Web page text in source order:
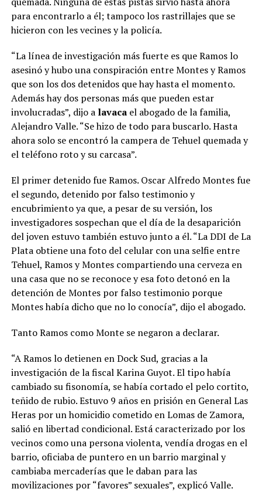
para encontrarlo a él; tampoco los rastrillajes que se
hicieron con les vecines y la policía.
“La línea de investigación más fuerte es que Ramos lo
asesinó y hubo una conspiración entre Montes y Ramos
que son los dos detenidos que hay hasta el momento.
Además hay dos personas más que pueden estar
involucradas”, dijo a lavacael abogado de la familia,
Alejandro Valle. “Se hizo de todo para buscarlo. Hasta
ahora solo se encontró la campera de Tehuel quemada y
el teléfono roto y su carcasa”.
El primer detenido fue Ramos. Oscar Alfredo Montes fue
el segundo, detenido por falso testimonio y
encubrimiento ya que, a pesar de su versión, los
investigadores sospechan que el día de la desaparición
del joven estuvo también estuvo junto a él. “La DDI de La
Plata obtiene una foto del celular con una selfie entre
Tehuel, Ramos y Montes compartiendo una cerveza en
una casa que no se reconoce y esa foto detonó en la
detención de Montes por falso testimonio porque
Montes había dicho que no lo conocía”, dijo el abogado.
Tanto Ramos como Monte se negaron a declarar.
“A Ramos lo detienen en Dock Sud, gracias a la
investigación de la fiscal Karina Guyot. El tipo había
cambiado su fisonomía, se había cortado el pelo cortito,
teñido de rubio. Estuvo 9 años en prisión en General Las
Heras por un homicidio cometido en Lomas de Zamora,
salió en libertad condicional. Está caracterizado por los
vecinos como una persona violenta, vendía drogas en el
barrio, oficiaba de puntero en un barrio marginal y
cambiaba mercaderías que le daban para las
movilizaciones por “favores” sexuales”, explicó Valle.